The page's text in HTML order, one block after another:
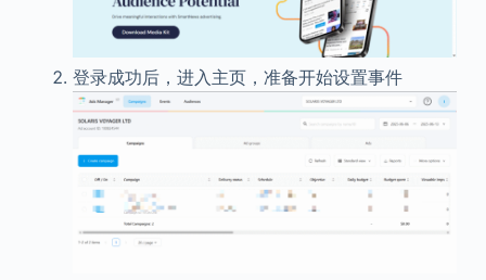
登录成功后，进入主页，准备开始设置事件